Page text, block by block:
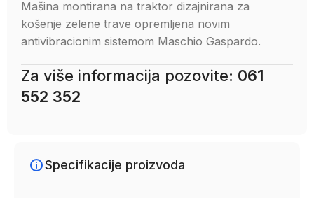
Mašina montirana na traktor dizajnirana za
košenje zelene trave opremljena novim
antivibracionim sistemom Maschio Gaspardo.
Za više informacija pozovite: 061
552 352
Specifikacije proizvoda